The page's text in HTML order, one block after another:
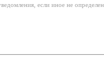
если иное не